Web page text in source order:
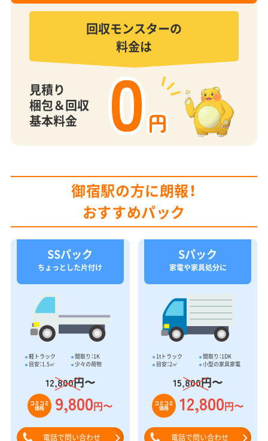
回収モンスターの
料金は
見積り
梱包＆回収
基本料金
0円
御宿駅の方に朗報！
おすすめパック
SSパック
ちょっとした片付け
軽トラック
間取り：1K
目安：1.5㎥
少々の荷物
12,800円〜
コミコミ
価格 9,800円〜
電話で問い合わせ
Sパック
家電や家具処分に
1tトラック
間取り：1DK
目安：2㎥
小型の家具家電
15,800円〜
コミコミ
価格 12,800円〜
電話で問い合わせ